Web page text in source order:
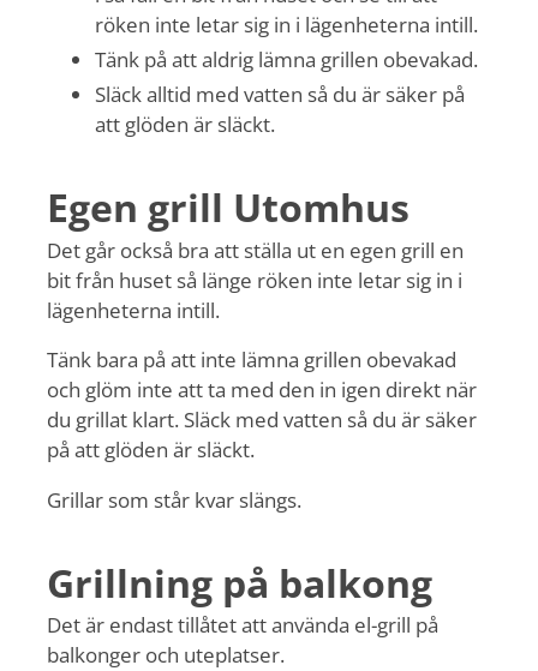
röken inte letar sig in i lägenheterna intill.
Tänk på att aldrig lämna grillen obevakad.
Släck alltid med vatten så du är säker på
att glöden är släckt.
Egen grill Utomhus
Det går också bra att ställa ut en egen grill en
bit från huset så länge röken inte letar sig in i
lägenheterna intill.
Tänk bara på att inte lämna grillen obevakad
och glöm inte att ta med den in igen direkt när
du grillat klart. Släck med vatten så du är säker
på att glöden är släckt.
Grillar som står kvar slängs.
Grillning på balkong
Det är endast tillåtet att använda el-grill på
balkonger och uteplatser.